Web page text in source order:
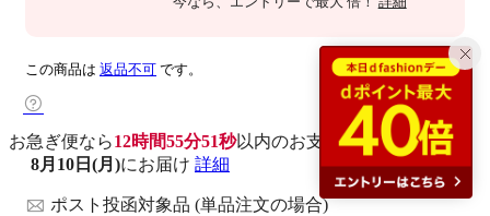
この商品は 返品不可 です。
お急ぎ便なら12時間55分50秒以内のお支払いで
8月10日(月)にお届け 詳細
ポスト投函対象品 (単品注文の場合)